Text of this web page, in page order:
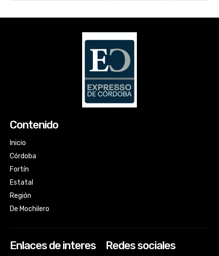
Contenido
Inicio
Córdoba
Fortín
Estatal
Región
De Mochilero
Enlaces de interes Redes sociales